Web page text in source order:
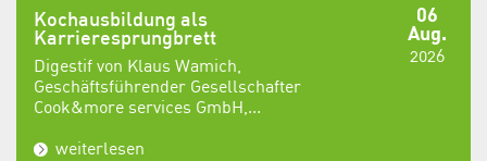
06
Aug.
2026
Kochausbildung als
Karrieresprungbrett
Digestif von Klaus Wamich,
Geschäftsführender Gesellschafter
Cook&more services GmbH,...
weiterlesen